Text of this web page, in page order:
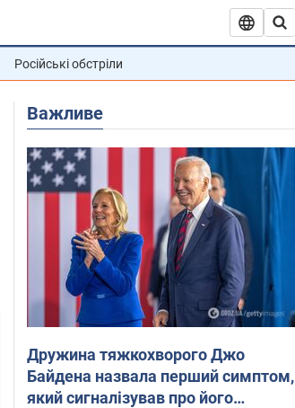
Російські обстріли
Важливе
Дружина тяжкохворого Джо
Байдена назвала перший симптом,
який сигналізував про його